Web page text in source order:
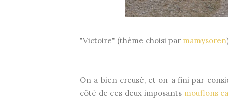
"Victoire" (thème choisi par mamysoren
On a bien creusé, et on a fini par
côté de ces deux imposants mouflons